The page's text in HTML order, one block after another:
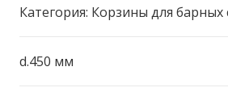
Категория: Корзины для барных
d.450 мм